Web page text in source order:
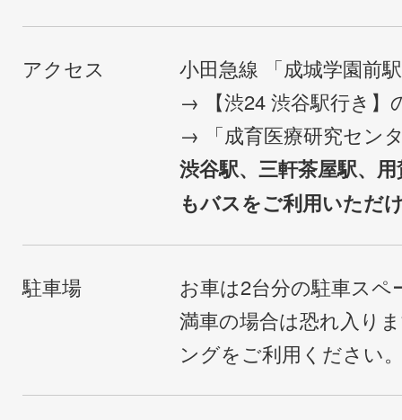
アクセス
小田急線 「成城学園前
→ 【渋24 渋谷駅行き】
→ 「成育医療研究セン
渋谷駅、三軒茶屋駅、
もバスをご利用いただ
駐車場
お車は2台分の駐車ス
満車の場合は恐れ入り
ングをご利用ください